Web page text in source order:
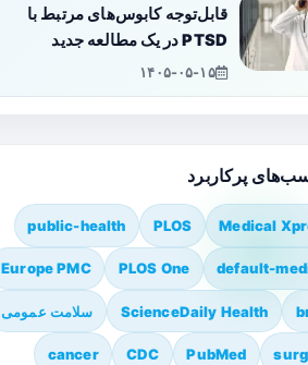
قابل‌توجه کابوس‌های مرتبط با
PTSD در یک مطالعه جدید
۱۴۰۵-۰۵-۱۵
پرکاربرد
Medical
PLOS
public-health
default-
PLOS One
Europe PMC
ScienceDaily Health سلامت عمومی
PubMed
CDC
cancer